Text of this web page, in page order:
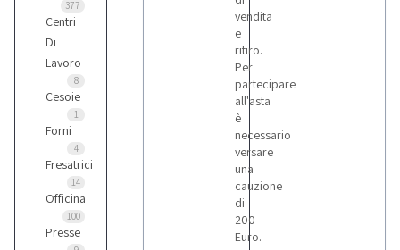
377
Centri
Di
Lavoro
8
Cesoie
1
Forni
4
Fresatrici
14
Officina
100
Presse
vendita
e
ritiro.
Per
partecipare
all'asta
è
necessario
versare
una
cauzione
di
200
Euro.